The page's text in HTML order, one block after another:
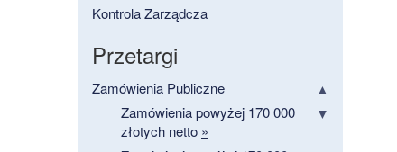
Kontrola Zarządcza
Przetargi
Zamówienia Publiczne
Zamówienia powyżej 170 000
złotych netto »